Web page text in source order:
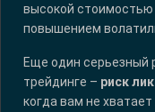
высокой
повышением
Еще один серьезный
трейдинге – риск
когда вам не